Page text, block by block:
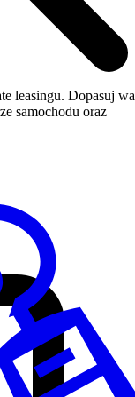
leasingu. Dopasuj
samochodu oraz